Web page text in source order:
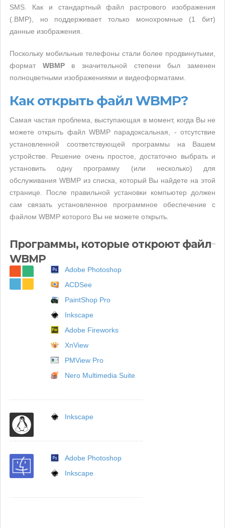
SMS. Как и стандартный файл растрового изображения
(.BMP), но поддерживает только монохромные (1 бит)
данные изображения.
Поскольку мобильные телефоны стали более продвинутыми,
формат WBMPв значительной степени был заменен
полноцветными изображениями и видеоформатами.
Как открыть файл WBMP?
Самая частая проблема, выступающая в момент, когда Вы не
можете открыть файл WBMP парадоксальная, - отсутствие
установленной соответствующей программы на Вашем
устройстве. Решение очень простое, достаточно выбрать и
установить одну программу (или несколько) для
обслуживания WBMP из списка, который Вы найдете на этой
странице. После правильной установки компьютер должен
сам связать установленное программное обеспечение с
файлом WBMP которого Вы не можете открыть.
Программы, которые откроют файл
WBMP
Adobe Photoshop
ACDSee
PaintShop Pro
Inkscape
Adobe Fireworks
XnView
PMView Pro
Nero Multimedia Suite
Inkscape
Adobe Photoshop
Inkscape